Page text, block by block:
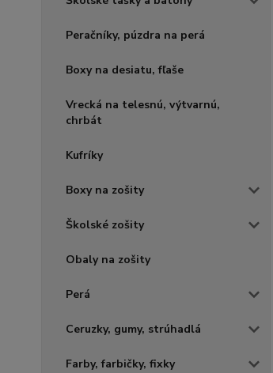
Peračníky, púzdra na perá
Boxy na desiatu, fľaše
Vrecká na telesnú, výtvarnú,
chrbát
Kufríky
Boxy na zošity
Školské zošity
Obaly na zošity
Perá
Ceruzky, gumy, strúhadlá
Farby, farbičky, fixky